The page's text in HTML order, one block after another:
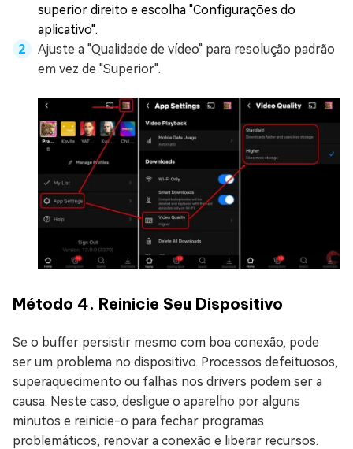
superior direito e escolha "Configurações do
aplicativo".
Ajuste a "Qualidade de vídeo" para resolução padrão
em vez de "Superior".
Método 4. Reinicie Seu Dispositivo
Se o buffer persistir mesmo com boa conexão, pode
ser um problema no dispositivo. Processos defeituosos,
superaquecimento ou falhas nos drivers podem ser a
causa. Neste caso, desligue o aparelho por alguns
minutos e reinicie-o para fechar programas
problemáticos, renovar a conexão e liberar recursos.